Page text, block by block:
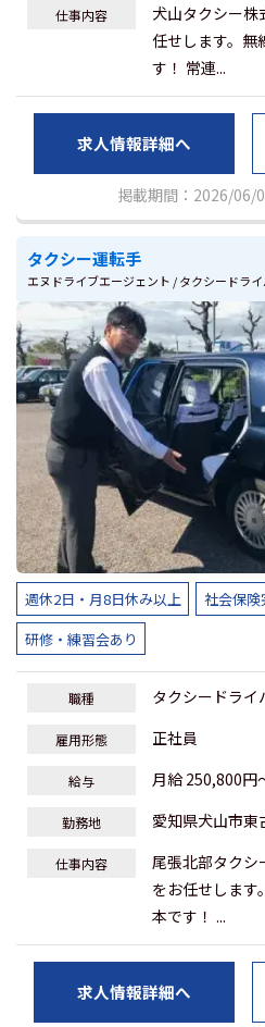
仕事内容
犬山タクシー株
任せします。無
す！ 常連...
求人情報詳細へ
掲載期間：2026/06/
タクシー運転手
エヌドライブエージェント / タクシードラ
週休2日・月8日休み以上 社会保険
研修・練習会あり
職種 タクシードライ
雇用形態 正社員
給与 月給 250,800円
勤務地 愛知県犬山市東
仕事内容
尾張北部タクシ
をお任せします
本です！ ...
求人情報詳細へ